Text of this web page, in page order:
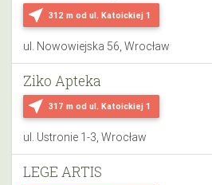
near_me 312 m od ul. Katoickiej 1
ul. Nowowiejska 56, Wrocław
near_me 317 m od ul. Katoickiej 1
Ziko Apteka
ul. Ustronie 1-3, Wrocław
LEGE ARTIS